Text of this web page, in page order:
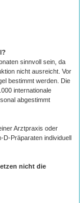
sinnvoll sein, da
nicht ausreicht. Vor
bestimmt werden. Die
internationale
abgestimmt
Arztpraxis oder
D-Präparaten individuell
nicht die